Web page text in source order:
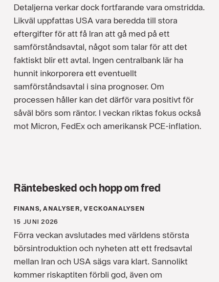
Detaljerna verkar dock fortfarande vara omstridda.
Likväl uppfattas USA vara beredda till stora
eftergifter för att få Iran att gå med på ett
samförståndsavtal, något som talar för att det
faktiskt blir ett avtal. Ingen centralbank lär ha
hunnit inkorporera ett eventuellt
samförståndsavtal i sina prognoser. Om
processen håller kan det därför vara positivt för
såväl börs som räntor. I veckan riktas fokus också
mot Micron, FedEx och amerikansk PCE-inflation.
Räntebesked och hopp om fred
FINANS, ANALYSER, VECKOANALYSEN
15 JUNI 2026
Förra veckan avslutades med världens största
börsintroduktion och nyheten att ett fredsavtal
mellan Iran och USA sägs vara klart. Sannolikt
kommer riskaptiten förbli god, även om